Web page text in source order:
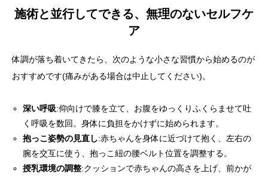
施術と並行してできる、無理のないセルフケ
ア
体調が落ち着いてきたら、次のような小さな習慣から始めるのが
おすすめです(痛みがある場合は中止してください)。
深い呼吸:仰向けで膝を立て、お腹をゆっくりふくらませて吐
く呼吸を数回。身体に負担をかけずに始められます。
抱っこ姿勢の見直し:赤ちゃんを身体に近づけて抱く、左右の
腕を交互に使う、抱っこ紐の腰ベルト位置を調整する。
授乳環境の調整:クッションで赤ちゃんの高さを上げ、前かが